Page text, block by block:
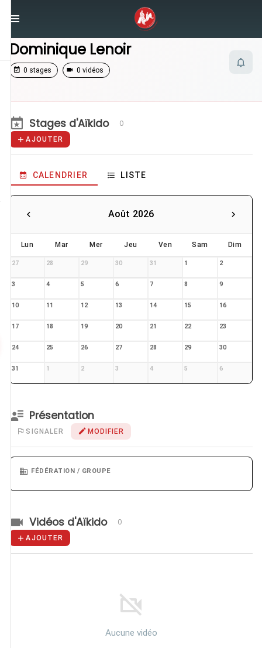
Dominique Lenoir
Dominique Lenoir
0 stages 0 vidéos
Stages d'Aïkido 0
AJOUTER
CALENDRIER LISTE
Août 2026
Lun Mar Mer Jeu Ven Sam Dim
27 28 29 30 31 1 2
3 4 5 6 7 8 9
10 11 12 13 14 15 16
17 18 19 20 21 22 23
24 25 26 27 28 29 30
31 1 2 3 4 5 6
Présentation
SIGNALER MODIFIER
FÉDÉRATION / GROUPE
Vidéos d'Aïkido 0
AJOUTER
Aucune vidéo